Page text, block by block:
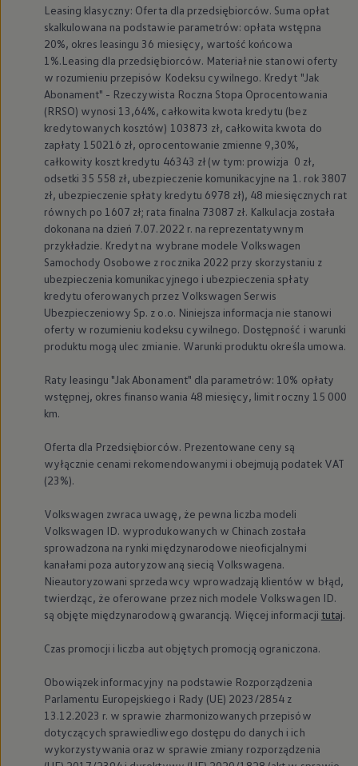
Leasing klasyczny: Oferta dla przedsiębiorców. Suma opłat
skalkulowana na podstawie parametrów: opłata wstępna
20%, okres leasingu 36 miesięcy, wartość końcowa
1%.Leasing dla przedsiębiorców. Materiał nie stanowi oferty
w rozumieniu przepisów Kodeksu cywilnego. Kredyt "Jak
Abonament" - Rzeczywista Roczna Stopa Oprocentowania
(RRSO) wynosi 13,64%, całkowita kwota kredytu (bez
kredytowanych kosztów) 103873 zł, całkowita kwota do
zapłaty 150216 zł, oprocentowanie zmienne 9,30%,
całkowity koszt kredytu 46343 zł (w tym: prowizja 0 zł,
odsetki 35 558 zł, ubezpieczenie komunikacyjne na 1. rok 3807
zł, ubezpieczenie spłaty kredytu 6978 zł), 48 miesięcznych rat
równych po 1607 zł; rata finalna 73087 zł. Kalkulacja została
dokonana na dzień 7.07.2022 r. na reprezentatywnym
przykładzie. Kredyt na wybrane modele Volkswagen
Samochody Osobowe z rocznika 2022 przy skorzystaniu z
ubezpieczenia komunikacyjnego i ubezpieczenia spłaty
kredytu oferowanych przez Volkswagen Serwis
Ubezpieczeniowy Sp. z o.o. Niniejsza informacja nie stanowi
oferty w rozumieniu kodeksu cywilnego. Dostępność i warunki
produktu mogą ulec zmianie. Warunki produktu określa umowa.
Raty leasingu "Jak Abonament" dla parametrów: 10% opłaty
wstępnej, okres finansowania 48 miesięcy, limit roczny 15 000
km.
Oferta dla Przedsiębiorców. Prezentowane ceny są
wyłącznie cenami rekomendowanymi i obejmują podatek VAT
(23%).
Volkswagen zwraca uwagę, że pewna liczba modeli
Volkswagen ID. wyprodukowanych w Chinach została
sprowadzona na rynki międzynarodowe nieoficjalnymi
kanałami poza autoryzowaną siecią Volkswagena.
Nieautoryzowani sprzedawcy wprowadzają klientów w błąd,
twierdząc, że oferowane przez nich modele Volkswagen ID.
są objęte międzynarodową gwarancją. Więcej informacji tutaj.
Czas promocji i liczba aut objętych promocją ograniczona.
Obowiązek informacyjny na podstawie Rozporządzenia
Parlamentu Europejskiego i Rady (UE) 2023/2854 z
13.12.2023 r. w sprawie zharmonizowanych przepisów
dotyczących sprawiedliwego dostępu do danych i ich
wykorzystywania oraz w sprawie zmiany rozporządzenia